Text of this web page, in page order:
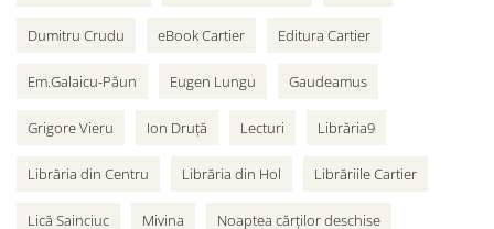
Dumitru Crudu eBook Cartier Editura Cartier
Em.Galaicu-Păun Eugen Lungu Gaudeamus
Grigore Vieru Ion Druță Lecturi Librăria9
Librăria din Centru Librăria din Hol Librăriile Cartier
Lică Sainciuc Mivina Noaptea cărților deschise